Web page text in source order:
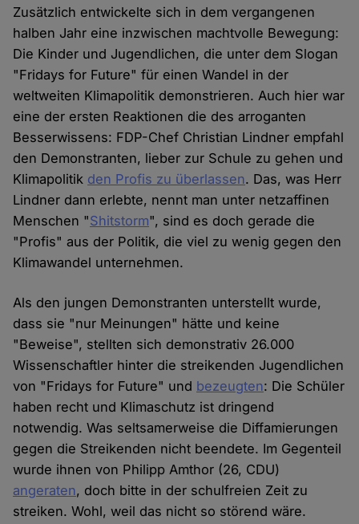
Zusätzlich entwickelte sich in dem vergangenen
halben Jahr eine inzwischen machtvolle Bewegung:
Die Kinder und Jugendlichen, die unter dem Slogan
"Fridays for Future" für einen Wandel in der
weltweiten Klimapolitik demonstrieren. Auch hier war
eine der ersten Reaktionen die des arroganten
Besserwissens: FDP-Chef Christian Lindner empfahl
den Demonstranten, lieber zur Schule zu gehen und
Klimapolitik den Profis zu überlassen. Das, was Herr
Lindner dann erlebte, nennt man unter netzaffinen
Menschen "Shitstorm", sind es doch gerade die
"Profis" aus der Politik, die viel zu wenig gegen den
Klimawandel unternehmen.
Als den jungen Demonstranten unterstellt wurde,
dass sie "nur Meinungen" hätte und keine
"Beweise", stellten sich demonstrativ 26.000
Wissenschaftler hinter die streikenden Jugendlichen
von "Fridays for Future" und bezeugten: Die Schüler
haben recht und Klimaschutz ist dringend
notwendig. Was seltsamerweise die Diffamierungen
gegen die Streikenden nicht beendete. Im Gegenteil
wurde ihnen von Philipp Amthor (26, CDU)
angeraten, doch bitte in der schulfreien Zeit zu
streiken. Wohl, weil das nicht so störend wäre.